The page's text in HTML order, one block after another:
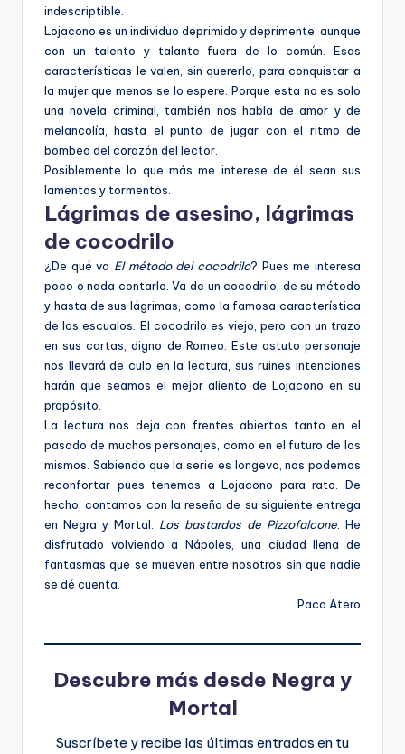
indescriptible.
Lojacono es un individuo deprimido y deprimente, aunque
con un talento y talante fuera de lo común. Esas
características le valen, sin quererlo, para conquistar a
la mujer que menos se lo espere. Porque esta no es solo
una novela criminal, también nos habla de amor y de
melancolía, hasta el punto de jugar con el ritmo de
bombeo del corazón del lector.
Posiblemente lo que más me interese de él sean sus
lamentos y tormentos.
Lágrimas de asesino, lágrimas
de cocodrilo
¿De qué va El método del cocodrilo? Pues me interesa
poco o nada contarlo. Va de un cocodrilo, de su método
y hasta de sus lágrimas, como la famosa característica
de los escualos. El cocodrilo es viejo, pero con un trazo
en sus cartas, digno de Romeo. Este astuto personaje
nos llevará de culo en la lectura, sus ruines intenciones
harán que seamos el mejor aliento de Lojacono en su
propósito.
La lectura nos deja con frentes abiertos tanto en el
pasado de muchos personajes, como en el futuro de los
mismos. Sabiendo que la serie es longeva, nos podemos
reconfortar pues tenemos a Lojacono para rato. De
hecho, contamos con la reseña de su siguiente entrega
en Negra y Mortal: Los bastardos de Pizzofalcone . He
disfrutado volviendo a Nápoles, una ciudad llena de
fantasmas que se mueven entre nosotros sin que nadie
se dé cuenta.
Paco Atero
Descubre más desde Negra y
Mortal
Suscríbete y recibe las últimas entradas en tu